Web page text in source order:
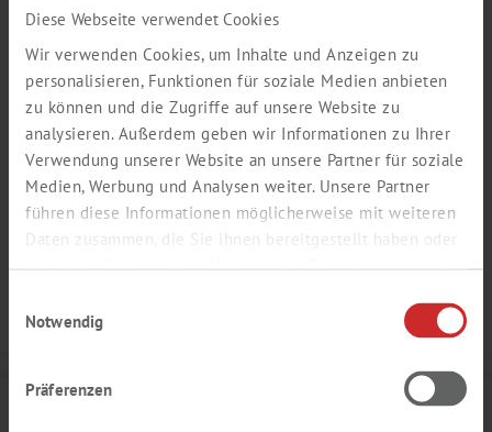
Diese Webseite verwendet Cookies
Wir verwenden Cookies, um Inhalte und Anzeigen zu
personalisieren, Funktionen für soziale Medien anbieten
zu können und die Zugriffe auf unsere Website zu
analysieren. Außerdem geben wir Informationen zu Ihrer
Verwendung unserer Website an unsere Partner für soziale
Medien, Werbung und Analysen weiter. Unsere Partner
führen diese Informationen möglicherweise mit weiteren
Daten zusammen, die Sie ihnen bereitgestellt haben oder
die sie im Rahmen Ihrer Nutzung der Dienste gesammelt
Notwendig
Präferenzen
APRIKOSEN AROMA
reif, saftig, fruchtig
Details